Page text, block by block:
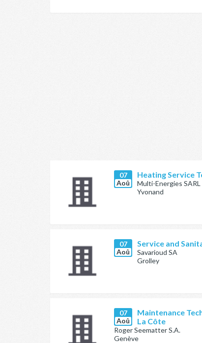
07
Aoû
Heating Service
Multi-Energies SARL
Yvonand
07
Aoû
Service and
Savarioud SA
Grolley
07
Aoû
Maintenance
La Côte
Roger Seematter S.A.
Genève